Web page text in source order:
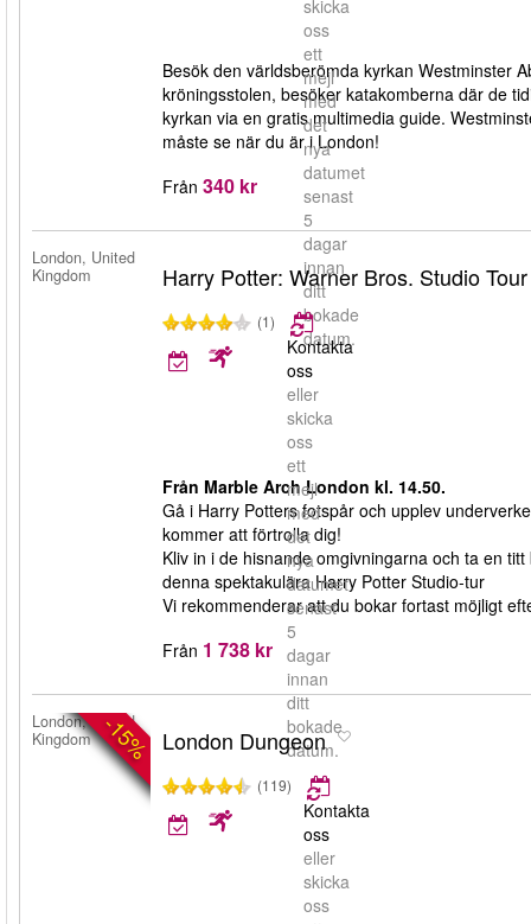
skicka
oss
ett
mejl
med
det
nya
datumet
senast
5
dagar
innan
ditt
bokade
datum.
Besök den världsberömda kyrkan Westminster
kröningsstolen, besöker katakomberna där de
kyrkan via en gratis multimedia guide.
måste se när du är i London!
Från 340 kr
London, United
Kingdom
Harry Potter: Warner Bros. Studio
(1)
Kontakta
oss
eller
skicka
oss
ett
mejl
med
det
nya
datumet
senast
5
dagar
innan
ditt
bokade
datum.
Från Marble Arch London kl. 14.50.
Gå i Harry Potters fotspår och upplev
kommer att förtrolla dig!
Kliv in i de hisnande omgivningarna och ta en
denna spektakulära Harry Potter Studio-tur
Vi rekommenderar att du bokar fortast möjligt
Från 1 738 kr
-15%
London, United
Kingdom
London Dungeon
(119)
Kontakta
oss
eller
skicka
oss